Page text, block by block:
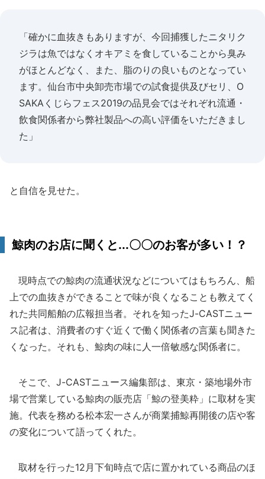
「確かに血抜きもありますが、今回捕獲したニタリク
ジラは魚ではなくオキアミを食していることから臭み
がほとんどなく、また、脂のりの良いものとなってい
ます。仙台市中央卸売市場での試食提供及びセリ、O
SAKAくじらフェス2019の品見会ではそれぞれ流通・
飲食関係者から弊社製品への高い評価をいただきまし
た」
と自信を見せた。
鯨肉のお店に聞くと...〇〇のお客が多い！？
現時点での鯨肉の流通状況などについてはもちろん、船
上での血抜きができることで味が良くなることも教えてく
れた共同船舶の広報担当者。それを知ったJ-CASTニュー
ス記者は、消費者のすぐ近くで働く関係者の言葉も聞きた
くなった。それも、鯨肉の味に人一倍敏感な関係者に。
そこで、J-CASTニュース編集部は、東京・築地場外市
場で営業している鯨肉の販売店「鯨の登美粋」に取材を実
施。代表を務める松本宏一さんが商業捕鯨再開後の店や客
の変化について語ってくれた。
取材を行った12月下旬時点で店に置かれている商品のほ